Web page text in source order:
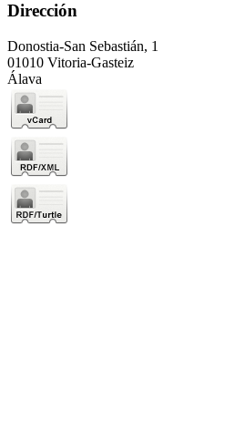
Dirección
Donostia-San Sebastián, 1
01010 Vitoria-Gasteiz
Álava